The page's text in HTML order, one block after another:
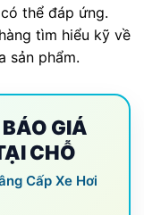
thể đáp ứng.
tìm hiểu kỹ về
sản phẩm.
BÁO GIÁ
CHỖ
Cấp Xe Hơi